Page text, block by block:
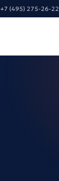
+7 (495) 275-26-22